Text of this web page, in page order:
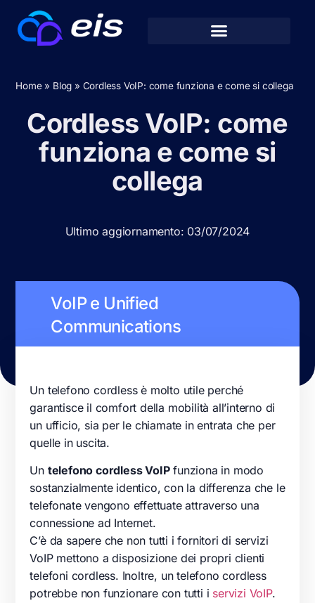
Home» Blog » Cordless VoIP: come funziona e come si collega
Cordless VoIP: come
funziona e come si
collega
Ultimo aggiornamento: 03/07/2024
VoIP e Unified
Communications
Un telefono cordless è molto utile perché
garantisce il comfort della mobilità all’interno di
un ufficio, sia per le chiamate in entrata che per
quelle in uscita.
Un telefono cordless VoIPfunziona in modo
sostanzialmente identico, con la differenza che le
telefonate vengono effettuate attraverso una
connessione ad Internet.
C’è da sapere che non tutti i fornitori di servizi
VoIP mettono a disposizione dei propri clienti
telefoni cordless. Inoltre, un telefono cordless
potrebbe non funzionare con tutti i servizi VoIP.